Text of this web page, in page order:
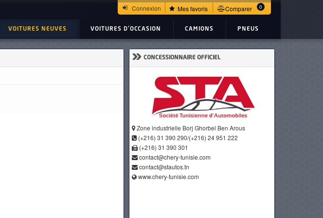
Connexion Mes favoris Comparer 0
VOITURES NEUVES VOITURES D'OCCASION CAMIONS PNEUS
» CONCESSIONNAIRE OFFICIEL
Zone industrielle Borj Ghorbel Ben Arous
(+216) 31 390 290/(+216) 24 951 222
(+216) 31 390 301
contact@chery-tunisie.com
contact@stautos.tn
www.chery-tunisie.com